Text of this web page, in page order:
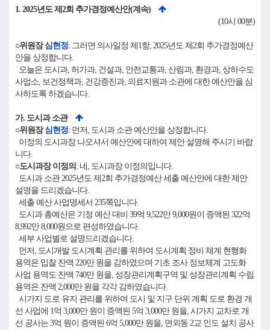
1. 2025년도 제2회 추가경정예산안(계속)
(10시 00분)
○위원장심현정: 그러면 의사일정 제1항, 2025년도 제2회 추가경정예산
안을 상정합니다.
오늘은 도시과, 허가과, 건설과, 안전교통과, 산림과, 환경과, 상하수도
사업소, 보건정책과, 건강증진과, 의료지원과 소관에 대한 예산안을 심
사하도록 하겠습니다.
가. 도시과 소관
○위원장심현정: 먼저, 도시과 소관 예산안을 상정합니다.
이정의 도시과장 나오셔서 예산안에 대하여 제안 설명해 주시기 바랍
니다.
○도시과장 이정의 : 네, 도시과장 이정의입니다.
도시과 소관 2025년도 제2회 추가경정예산 세출 예산안에 대한 제안
설명을 드리겠습니다.
세출 예산 사업명세서 235쪽입니다.
도시과 총예산은 기정 예산 대비 39억 9,522만 9,000원이 증액된 322억
8,992만 8,000원으로 편성하였습니다.
세부 사업별로 설명드리겠습니다.
먼저, 도시개발 도시계획 관리를 위하여 도시계획 정비 체계 현행화
용역은 입찰 잔액 220만 원을 감하였으며 기초 조사 정보체계 고도화
사업 용역도 잔액 740만 원을, 성장관리계획구역 및 성장관리계획 수립
용역은 잔액 2,000만 원을 각각 감하였습니다.
시가지 도로 유지 관리를 위하여 도시 및 지구 단위 계획 도로 환경 개
선 사업에 1억 3,000만 원이 증액된 5억 3,000만 원을, 시가지 교차로 개
선 공사는 3억 원이 증액된 6억 5,000만 원을, 면외동 2교 인도 설치 공사